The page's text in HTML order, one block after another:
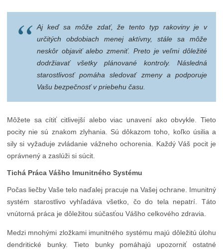
Aj keď sa môže zdať, že tento typ rakoviny je v
určitých obdobiach menej aktívny, stále sa môže
neskôr objaviť alebo zmeniť. Preto je veľmi dôležité
dodržiavať všetky plánované kontroly. Následná
starostlivosť pomáha sledovať zmeny a podporuje
Vašu bezpečnosť v priebehu času.
Môžete sa cítiť citlivejší alebo viac unavení ako obvykle. Tieto
pocity nie sú znakom zlyhania. Sú dôkazom toho, koľko úsilia a
sily si vyžaduje zvládanie vážneho ochorenia. Každý Váš pocit je
oprávnený a zaslúži si súcit.
Tichá Práca Vášho Imunitného Systému
Počas liečby Vaše telo naďalej pracuje na Vašej ochrane. Imunitný
systém starostlivo vyhľadáva všetko, čo do tela nepatrí. Táto
vnútorná práca je dôležitou súčasťou Vášho celkového zdravia.
Medzi mnohými zložkami imunitného systému majú dôležitú úlohu
dendritické bunky. Tieto bunky pomáhajú upozorniť ostatné